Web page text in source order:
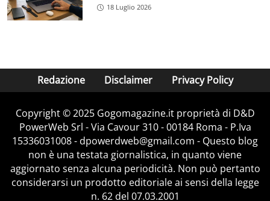
18 Luglio 2026
Redazione Disclaimer Privacy Policy
Copyright © 2025 Gogomagazine.it proprietà di D&D
PowerWeb Srl - Via Cavour 310 - 00184 Roma - P.Iva
15336031008 - dpowerdweb@gmail.com - Questo blog
non è una testata giornalistica, in quanto viene
aggiornato senza alcuna periodicità. Non può pertanto
considerarsi un prodotto editoriale ai sensi della legge
n. 62 del 07.03.2001